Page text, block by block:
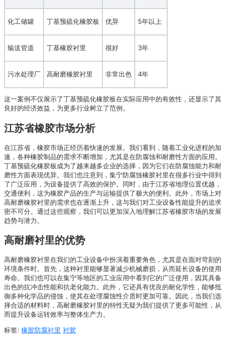
化工储罐 丁基预硫化橡胶板 优异 5年以上
输送管道 丁基橡胶衬里 很好 3年
污水处理厂 高耐磨橡胶衬里 非常出色 4年
这一案例不仅展示了丁基预硫化橡胶板在实际应用中的有效性，还显示了其
良好的经济效益，为更多行业树立了范例。
江苏省橡胶市场分析
在江苏省，橡胶市场正经历着快速的发展。我们看到，随着工业化进程的加
速，各种橡胶制品的需求不断增加，尤其是在防腐蚀和耐磨性方面的应用。
丁基预硫化橡胶板成为了越来越多企业的选择，因为它们在防腐蚀能力和耐
磨性方面表现优异。我们也注意到，集宁防腐蚀橡胶衬里在很多行业中得到
了广泛应用，为设备提供了高效的保护。同时，由于江苏省地理位置优越，
交通便利，这为橡胶产品的生产与运输提供了极大的便利。此外，市场上对
高耐磨橡胶衬里的需求也在逐渐上升，这与我们对工业设备性能提升的追求
密不可分。通过这些观察，我们可以更加深入地理解江苏省橡胶市场的发展
趋势与潜力。
高耐磨衬里的优势
高耐磨橡胶衬里在我们的工业设备中扮演着重要角色，尤其是在面对苛刻的
环境条件时。首先，这种衬里能够显著减少机械磨损，从而延长设备的使用
寿命。我们也可以在集宁等地区的工业应用中看到它的广泛使用，因其具备
出色的抗冲击性能和抗老化能力。此外，它还具有优良的耐化学性，能够抵
御多种化学品的侵蚀，使其在处理腐蚀性介质时更加可靠。因此，当我们选
择合适的材料时，高耐磨橡胶衬里的特性无疑为我们提供了更多可能性，从
而提升设备运转效率与整体生产力。
标签: 橡胶防腐衬里 衬胶